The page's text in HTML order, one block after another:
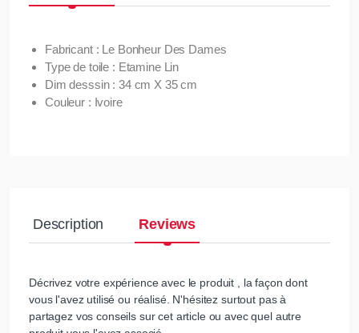
Fabricant : Le Bonheur Des Dames
Type de toile : Etamine Lin
Dim desssin : 34 cm X 35 cm
Couleur : Ivoire
Description Reviews
Décrivez votre expérience avec le produit , la façon dont
vous l'avez utilisé ou réalisé. N'hésitez surtout pas à
partagez vos conseils sur cet article ou avec quel autre